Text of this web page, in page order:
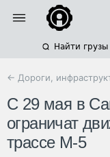
Найти грузы
← Дороги,
С 29 мая в
ограничат
трассе М-5